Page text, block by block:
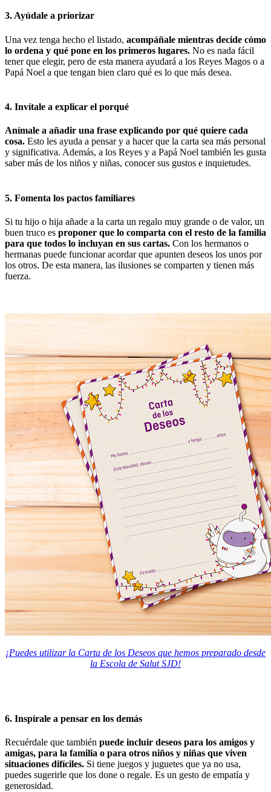
3. Ayúdale a priorizar
Una vez tenga hecho el listado, acompáñale mientras decide cómo
lo ordena y qué pone en los primeros lugares. No es nada fácil
tener que elegir, pero de esta manera ayudará a los Reyes Magos o a
Papá Noel a que tengan bien claro qué es lo que más desea.
4. Invítale a explicar el porqué
Anímale a añadir una frase explicando por qué quiere cada
cosa. Esto les ayuda a pensar y a hacer que la carta sea más personal
y significativa. Además, a los Reyes y a Papá Noel también les gusta
saber más de los niños y niñas, conocer sus gustos e inquietudes.
5. Fomenta los pactos familiares
Si tu hijo o hija añade a la carta un regalo muy grande o de valor, un
buen truco es proponer que lo comparta con el resto de la familia
para que todos lo incluyan en sus cartas. Con los hermanos o
hermanas puede funcionar acordar que apunten deseos los unos por
los otros. De esta manera, las ilusiones se comparten y tienen más
fuerza.
¡Puedes utilizar la Carta de los Deseos que hemos preparado desde
la Escola de Salut SJD!
6. Inspírale a pensar en los demás
Recuérdale que también puede incluir deseos para los amigos y
amigas, para la familia o para otros niños y niñas que viven
situaciones difíciles. Si tiene juegos y juguetes que ya no usa,
puedes sugerirle que los done o regale. Es un gesto de empatía y
generosidad.